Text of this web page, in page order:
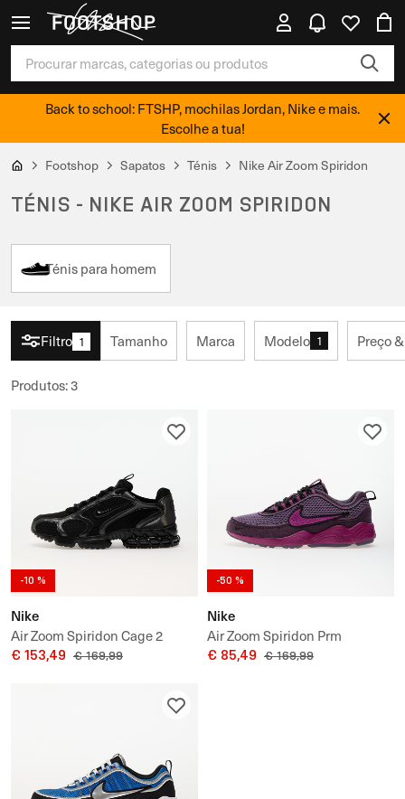
Back to school: FTSHP, mochilas Jordan, Nike e mais.
Escolhe a tua!
Footshop Sapatos Ténis Nike Air Zoom Spiridon
TÉNIS - NIKE AIR ZOOM SPIRIDON
Ténis para homem
Filtro 1 Tamanho Marca Modelo 1 Preço
Produtos:3
-10 %
Nike
Air Zoom Spiridon Cage 2
€ 153,49 € 169,99
-50 %
Nike
Air Zoom Spiridon Prm
€ 85,49 € 169,99